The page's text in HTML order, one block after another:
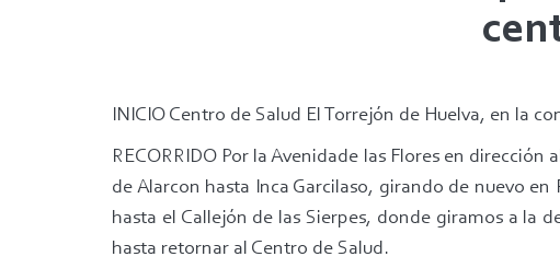
INICIO Centro de Salud El Torrejón de Huelva, en la
RECORRIDO Por la Avenidade las Flores en
de Alarcon hasta Inca Garcilaso, girando de nuevo
hasta el Callejón de las Sierpes, donde giramos a la
hasta retornar al Centro de Salud.